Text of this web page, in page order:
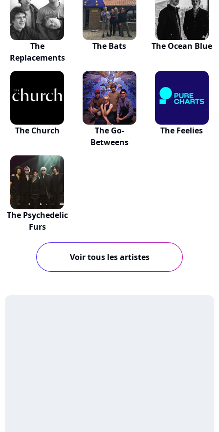
The
Replacements
The Bats The Ocean Blue
The Church
The Go-
Betweens
The Feelies
The Psychedelic
Furs
Voir tous les artistes